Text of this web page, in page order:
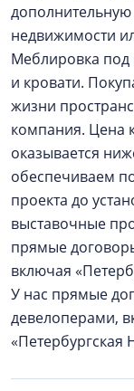
дополнительную
недвижимости
Меблировка под
и кровати.
жизни
компания. Цена
оказывается
обеспечиваем
проекта до
выставочные
прямые
включая
У нас прямые
девелоперами,
«Петербургская